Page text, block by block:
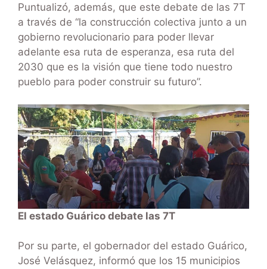
Puntualizó, además, que este debate de las 7T
a través de “la construcción colectiva junto a un
gobierno revolucionario para poder llevar
adelante esa ruta de esperanza, esa ruta del
2030 que es la visión que tiene todo nuestro
pueblo para poder construir su futuro”.
El estado Guárico debate las 7T
Por su parte, el gobernador del estado Guárico,
José Velásquez, informó que los 15 municipios